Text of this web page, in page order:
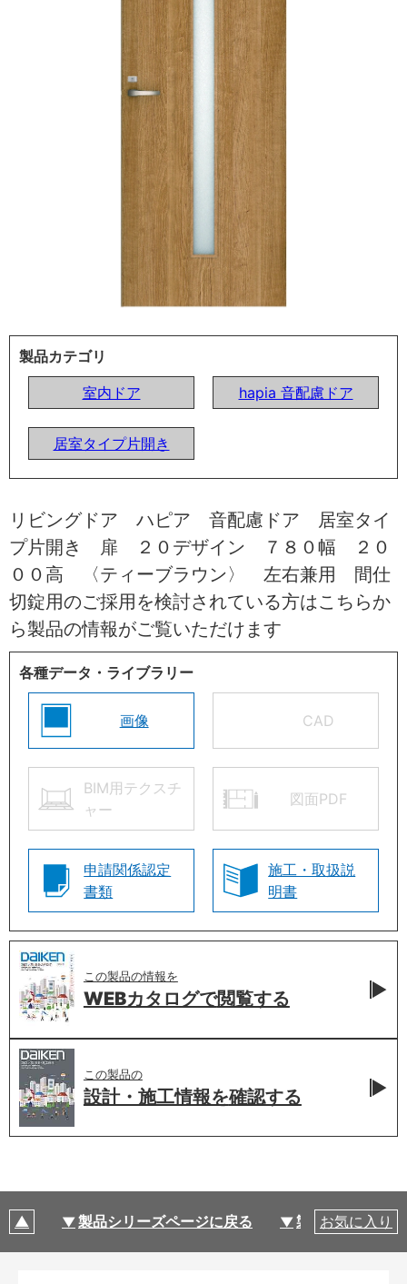
製品カテゴリ
室内ドア
hapia 音配慮ドア
居室タイプ片開き
リビングドア ハピア 音配慮ドア 居室タイ
プ片開き 扉 ２０デザイン ７８０幅 ２０
００高 〈ティーブラウン〉 左右兼用 間仕
切錠用のご採用を検討されている方はこちらか
ら製品の情報がご覧いただけます
各種データ・ライブラリー
画像 CAD
BIM用テクスチ
ャー
図面PDF
申請関係認定
書類
施工・取扱説
明書
この製品の情報を
WEBカタログで閲覧する
この製品の
設計・施工情報を確認する
製品シリーズページに戻る 製品仕様
お気に入り